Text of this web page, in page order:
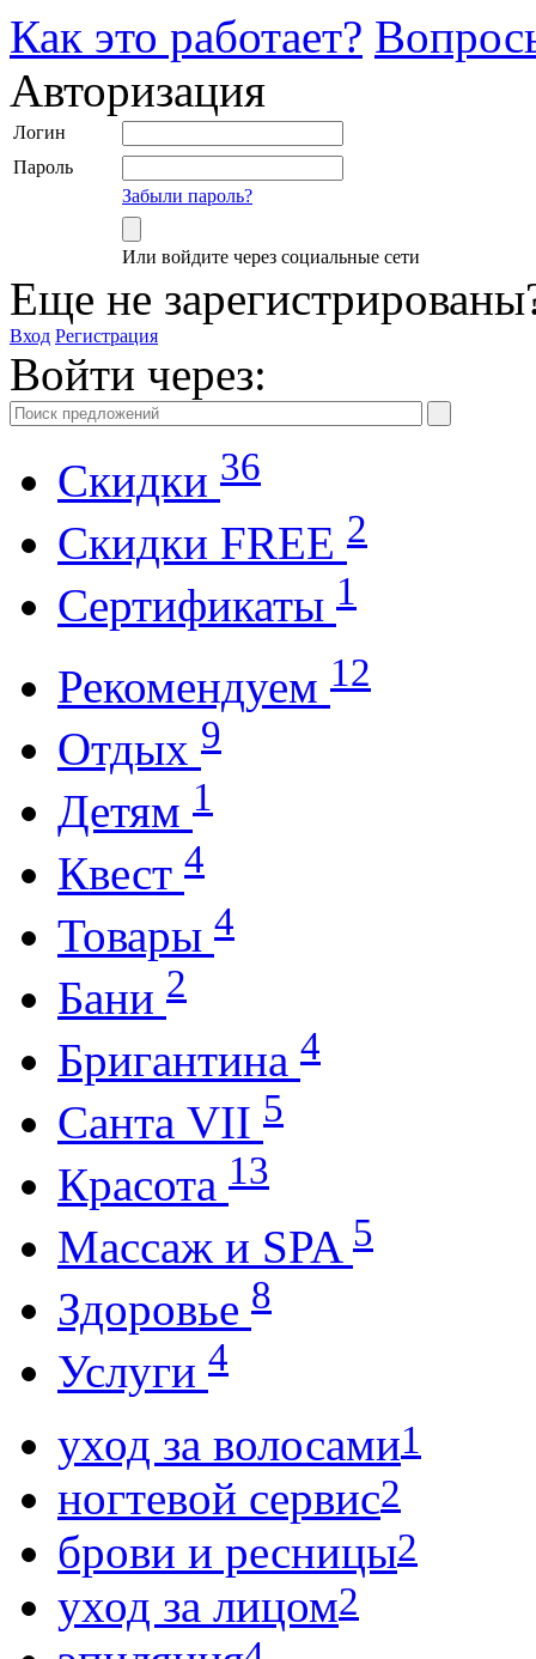
Как это работает?
Авторизация
Логин
Пароль
Забыли пароль?
Или войдите через социальные сети
Еще не
Вход Регистрация
Войти через:
Скидки 36
Cкидки FREE 2
Cертификаты 1
Рекомендуем 12
Отдых 9
Детям 1
Квест 4
Товары 4
Бани 2
Бригантина 4
Санта VII 5
Красота 13
Массаж и SPA 5
Здоровье 8
Услуги 4
уход за волосами1
ногтевой сервис2
брови и ресницы2
уход за лицом2